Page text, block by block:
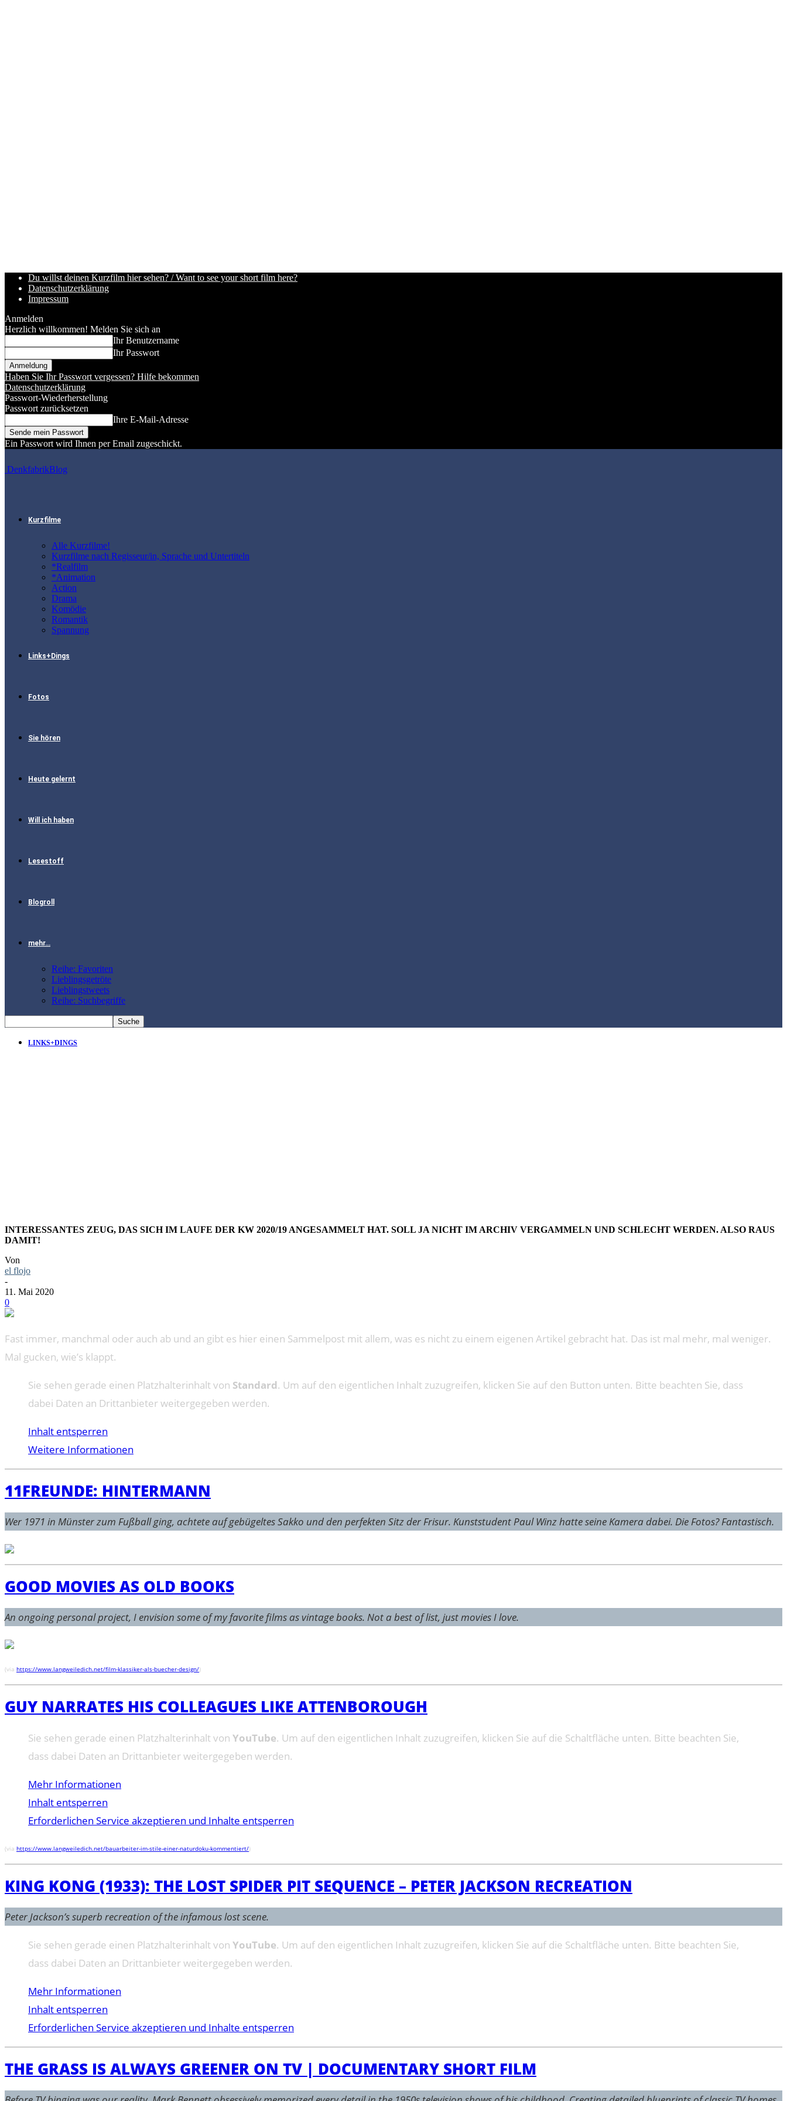
Du willst deinen Kurzfilm hier sehen? / Want to see your short film here?
Datenschutzerklärung
Impressum
Anmelden
Herzlich willkommen! Melden Sie sich an
Ihr Benutzername
Ihr Passwort
Haben Sie Ihr Passwort vergessen? Hilfe bekommen
Datenschutzerklärung
Passwort-Wiederherstellung
Passwort zurücksetzen
Ihre E-Mail-Adresse
Ein Passwort wird Ihnen per Email zugeschickt.
DenkfabrikBlog
Kurzfilme
Alle Kurzfilme!
Kurzfilme nach Regisseur/in, Sprache und Untertiteln
*Realfilm
*Animation
Action
Drama
Komödie
Romantik
Spannung
Links+Dings
Fotos
Sie hören
Heute gelernt
Will ich haben
Lesestoff
Blogroll
mehr…
Reihe: Favoriten
Lieblingsgetröte
Lieblingstweets
Reihe: Suchbegriffe
LINKS+DINGS
INTERESSANTES ZEUG, DAS SICH IM LAUFE DER KW 2020/19 ANGESAMMELT HAT. SOLL JA NICHT IM ARCHIV VERGAMMELN UND SCHLECHT WERDEN. ALSO RAUS
DAMIT!
Von
el flojo
-
11. Mai 2020
0
Fast immer, manchmal oder auch ab und an gibt es hier einen Sammelpost mit allem, was es nicht zu einem eigenen Artikel gebracht hat. Das ist mal mehr, mal weniger.
Mal gucken, wie’s klappt.
Sie sehen gerade einen Platzhalterinhalt von Standard. Um auf den eigentlichen Inhalt zuzugreifen, klicken Sie auf den Button unten. Bitte beachten Sie, dass
dabei Daten an Drittanbieter weitergegeben werden.
Inhalt entsperren
Weitere Informationen
11FREUNDE: HIN­TER­MANN
Wer 1971 in Münster zum Fuß­ball ging, ach­tete auf gebü­geltes Sakko und den per­fekten Sitz der Frisur. Kunst­stu­dent Paul Winz hatte seine Kamera dabei. Die Fotos? Fan­tas­tisch.
GOOD MOVIES AS OLD BOOKS
An ongoing personal project, I envision some of my favorite films as vintage books. Not a best of list, just movies I love.
(via https://www.langweiledich.net/film-klassiker-als-buecher-design/)
GUY NARRATES HIS COLLEAGUES LIKE ATTENBOROUGH
Sie sehen gerade einen Platzhalterinhalt von YouTube. Um auf den eigentlichen Inhalt zuzugreifen, klicken Sie auf die Schaltfläche unten. Bitte beachten Sie,
dass dabei Daten an Drittanbieter weitergegeben werden.
Mehr Informationen
Inhalt entsperren
Erforderlichen Service akzeptieren und Inhalte entsperren
(via https://www.langweiledich.net/bauarbeiter-im-stile-einer-naturdoku-kommentiert/)
KING KONG (1933): THE LOST SPIDER PIT SEQUENCE – PETER JACKSON RECREATION
Peter Jackson’s superb recreation of the infamous lost scene.
Sie sehen gerade einen Platzhalterinhalt von YouTube. Um auf den eigentlichen Inhalt zuzugreifen, klicken Sie auf die Schaltfläche unten. Bitte beachten Sie,
dass dabei Daten an Drittanbieter weitergegeben werden.
Mehr Informationen
Inhalt entsperren
Erforderlichen Service akzeptieren und Inhalte entsperren
THE GRASS IS ALWAYS GREENER ON TV | DOCUMENTARY SHORT FILM